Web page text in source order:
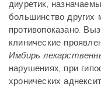
диуретик,
большинство других
противопоказано.
клинические
Имбирь
нарушениях, при
хронических